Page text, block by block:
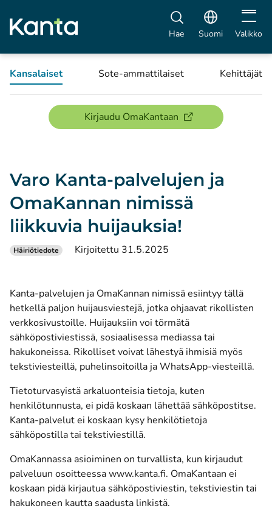
Hae Suomi Avaa
Valikko
Kansalaiset Sote-ammattilaiset Kehittäjät
Kirjaudu OmaKantaan(avautuu uuteen
Varo Kanta-palvelujen ja
OmaKannan nimissä
liikkuvia huijauksia!
Häiriötiedote Kirjoitettu 31.5.2025
Kanta-palvelujen ja OmaKannan nimissä esiintyy tällä
hetkellä paljon huijausviestejä, jotka ohjaavat rikollisten
verkkosivustoille. Huijauksiin voi törmätä
sähköpostiviestissä, sosiaalisessa mediassa tai
hakukoneissa. Rikolliset voivat lähestyä ihmisiä myös
tekstiviesteillä, puhelinsoitoilla ja WhatsApp-viesteillä.
Tietoturvasyistä arkaluonteisia tietoja, kuten
henkilötunnusta, ei pidä koskaan lähettää sähköpostitse.
Kanta-palvelut ei koskaan kysy henkilötietoja
sähköpostilla tai tekstiviestillä.
OmaKannassa asioiminen on turvallista, kun kirjaudut
palveluun osoitteessa www.kanta.fi. OmaKantaan ei
koskaan pidä kirjautua sähköpostiviestin, tekstiviestin tai
hakukoneen kautta saadusta linkistä.